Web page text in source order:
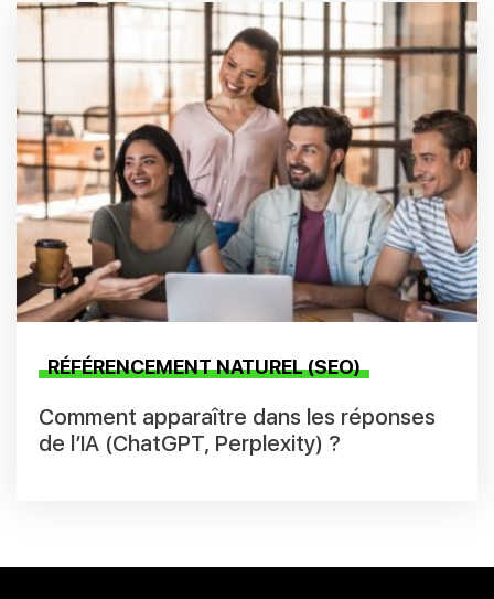
RÉFÉRENCEMENT NATUREL (SEO)
Comment apparaître dans les réponses
de l’IA (ChatGPT, Perplexity) ?